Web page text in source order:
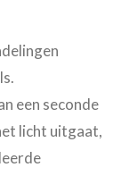
een seconde
licht uitgaat,